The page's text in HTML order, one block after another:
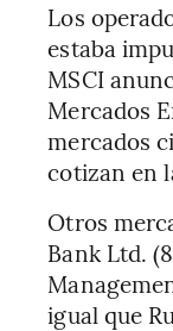
Los
estaba
MSCI
Mercados
mercados
cotizan en
Otros
Bank Ltd.
igual que